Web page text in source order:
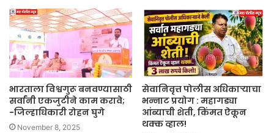
भारताला विश्वगुरू बनवण्यासाठी
सर्वांनी एकजुटीने काम करावे;
-जिल्हाधिकारी रोहन घुगे
November 8, 2025
सेवानिवृत्त पोलीस अधिकाऱ्याचा
भन्नाट प्रयोग : महागड्या
आंब्याची शेती, किंमत ऐकून
थक्क व्हाल!